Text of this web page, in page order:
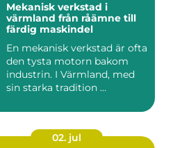
Mekanisk verkstad i
värmland från råämne till
färdig maskindel
En mekanisk verkstad är ofta
den tysta motorn bakom
industrin. I Värmland, med
sin starka tradition ...
02. jul